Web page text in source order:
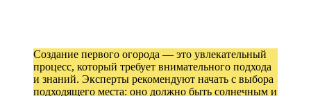
Создание первого огорода — это увлекательный
процесс, который требует внимательного подхода
и знаний. Эксперты рекомендуют начать с выбора
подходящего места: оно должно быть солнечным и